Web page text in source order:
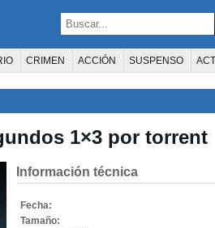
CRIMEN ACCIÓN SUSPENSO
1×3 por torrent
Información técnica
Fecha:
Tamaño: